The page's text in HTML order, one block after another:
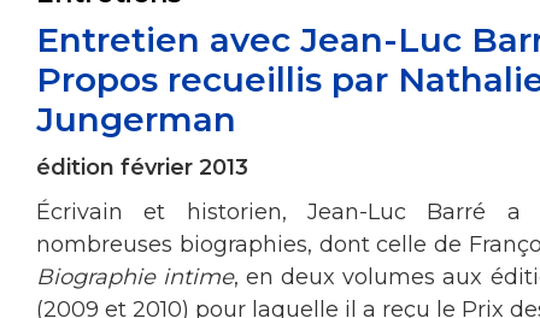
Entretien avec Jean-Luc
Propos recueillis par
Jungerman
édition février 2013
Écrivain et historien, Jean-Luc Barré a
nombreuses biographies, dont celle de
Biographie intime, en deux volumes aux
(2009 et 2010) pour laquelle il a reçu le Prix